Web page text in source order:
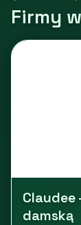
Firmy
damską